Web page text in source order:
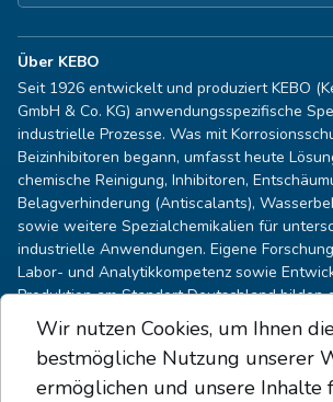
Über KEBO
Seit 1926 entwickelt und produziert KEBO
GmbH & Co. KG) anwendungsspezifische
industrielle Prozesse. Was mit
Beizinhibitoren begann, umfasst heute
chemische Reinigung, Inhibitoren,
Belagverhinderung (Antiscalants),
sowie weitere Spezialchemikalien für
industrielle Anwendungen. Eigene
Labor- und Analytikkompetenz sowie
Produktion am Standort Deutschland bilden
technisch fundierte und
weltweit in industriellen Prozessanlagen
Produkte werden auf Medium,
Betriebsbedingungen abgestimmt.
Wir nutzen Cookies, um Ihnen die
bestmögliche Nutzung unserer
ermöglichen und unsere Inhalte